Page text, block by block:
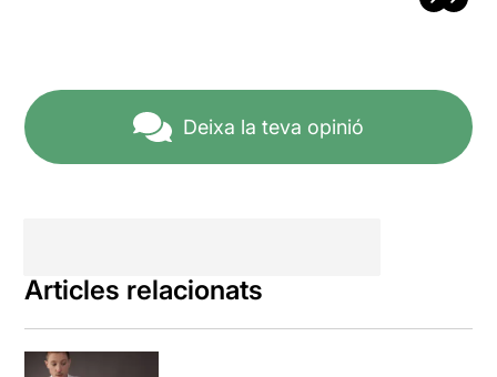
Deixa la teva opinió
Articles relacionats